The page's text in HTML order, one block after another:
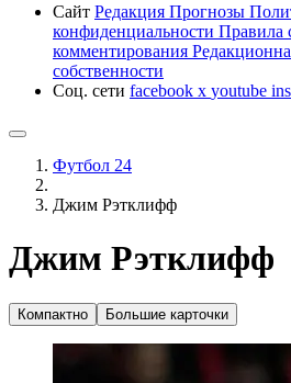
Сайт Редакция Прогнозы
конфиденциальности Правила
комментирования
собственности
Соц. сети facebook x youtube
Футбол 24
Джим Рэтклифф
Джим Рэтклифф
Компактно Большие карточки